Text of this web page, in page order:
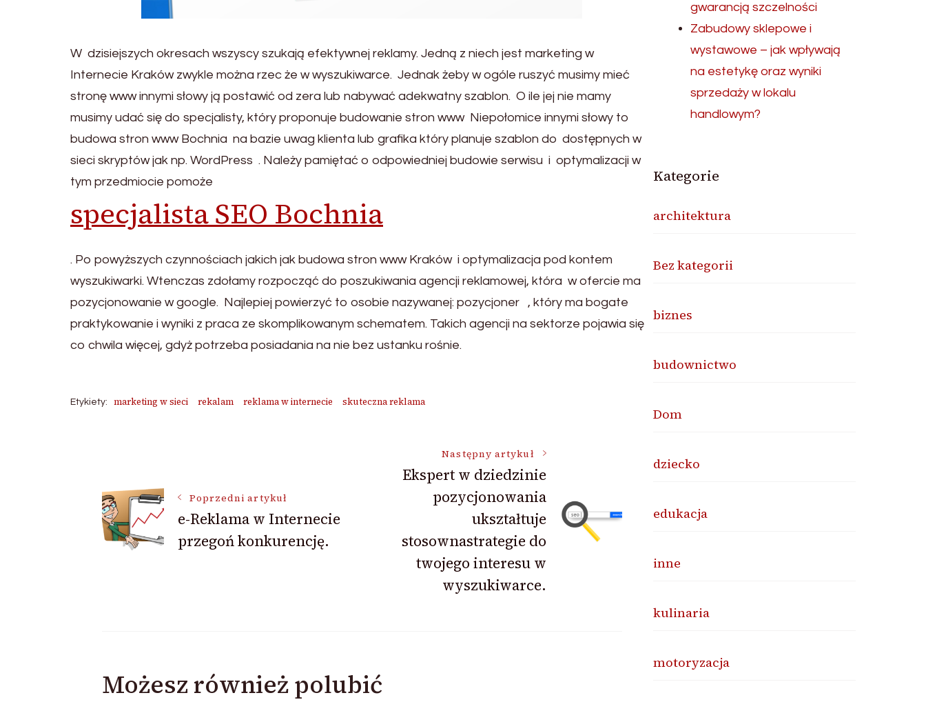
W dzisiejszych okresach wszyscy szukają efektywnej reklamy. Jedną z niech jest marketing w
Internecie Kraków zwykle można rzec że w wyszukiwarce. Jednak żeby w ogóle ruszyć musimy mieć
stronę www innymi słowy ją postawić od zera lub nabywać adekwatny szablon. O ile jej nie mamy
musimy udać się do specjalisty, który proponuje budowanie stron www Niepołomice innymi słowy to
budowa stron www Bochnia na bazie uwag klienta lub grafika który planuje szablon do dostępnych w
sieci skryptów jak np. WordPress . Należy pamiętać o odpowiedniej budowie serwisu i optymalizacji w
tym przedmiocie pomoże
specjalista SEO Bochnia
. Po powyższych czynnościach jakich jak budowa stron www Kraków i optymalizacja pod kontem
wyszukiwarki. Wtenczas zdołamy rozpocząć do poszukiwania agencji reklamowej, która w ofercie ma
pozycjonowanie w google. Najlepiej powierzyć to osobie nazywanej: pozycjoner , który ma bogate
praktykowanie i wyniki z praca ze skomplikowanym schematem. Takich agencji na sektorze pojawia się
co chwila więcej, gdyż potrzeba posiadania na nie bez ustanku rośnie.
Etykiety: marketing w sieci rekalam reklama w internecie skuteczna reklama
wpisu
Poprzedni artykuł
e-Reklama w Internecie
przegoń konkurencję.
Następny artykuł
Ekspert w dziedzinie
pozycjonowania
ukształtuje
stosownastrategie do
twojego interesu w
wyszukiwarce.
Możesz również polubić
gwarancją szczelności
Zabudowy sklepowe i
wystawowe – jak wpływają
na estetykę oraz wyniki
sprzedaży w lokalu
handlowym?
Kategorie
architektura
Bez kategorii
biznes
budownictwo
Dom
dziecko
edukacja
inne
kulinaria
motoryzacja